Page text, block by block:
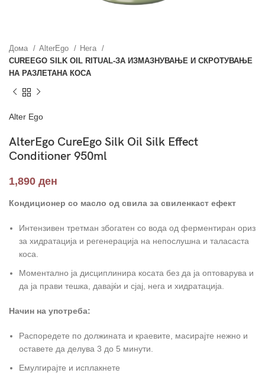
Дома AlterEgo
Нега
CUREEGO SILK OIL RITUAL-ЗА ИЗМАЗНУВАЊЕ И СКРОТУВАЊЕ
НА РАЗЛЕТАНА КОСА
Alter Ego
AlterEgo CureEgo Silk Oil Silk Effect
Conditioner 950ml
1,890 ден
Кондиционер со масло од свила за свиленкаст ефект
Интензивен третман збогатен со вода од ферментиран ориз
за хидратација и регенерација на непослушна и таласаста
коса.
Моментално ја дисциплинира косата без да ја оптоварува и
да ја прави тешка, давајќи и сјај, нега и хидратација.
Начин на употреба:
Распоредете по должината и краевите, масирајте нежно и
оставете да делува 3 до 5 минути.
Емулгирајте и исплакнете